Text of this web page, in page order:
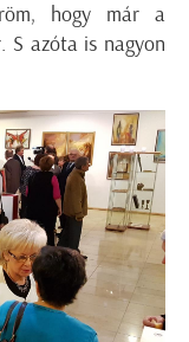
hogy már a
S azóta is nagyon